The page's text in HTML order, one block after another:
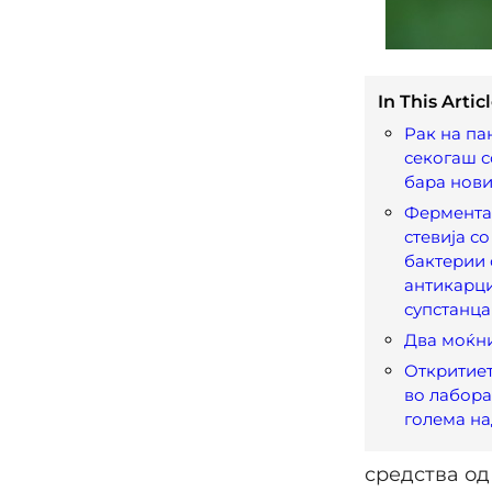
In This
Рак на
секогаш
бара
стевија
бактерии
Два
во
голема
средства